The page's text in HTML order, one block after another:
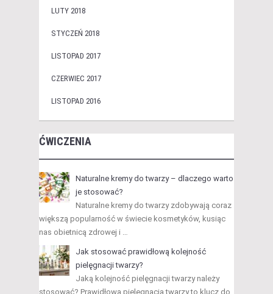
LUTY 2018
STYCZEŃ 2018
LISTOPAD 2017
CZERWIEC 2017
LISTOPAD 2016
ĆWICZENIA
Naturalne kremy do twarzy – dlaczego warto
je stosować?
Naturalne kremy do twarzy zdobywają coraz
większą popularność w świecie kosmetyków, kusiąc
nas obietnicą zdrowej i …
Jak stosować prawidłową kolejność
pielęgnacji twarzy?
Jaką kolejność pielęgnacji twarzy należy
stosować? Prawidłowa pielęgnacja twarzy to klucz do